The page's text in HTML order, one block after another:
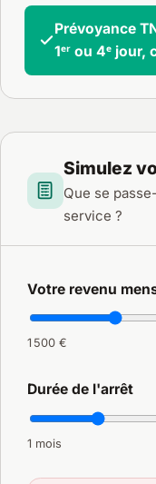
Prévoyance
1ᵉʳ ou 4ᵉ
Simulez
Que se
service ?
Votre revenu
1 500 €
Durée de l'arrêt
1 mois